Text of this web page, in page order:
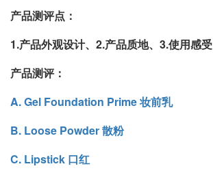
产品测评点：
1.产品外观设计、2.产品质地、3.使用感受
产品测评：
A. Gel Foundation Prime 妆前乳
B. Loose Powder 散粉
C. Lipstick 口红